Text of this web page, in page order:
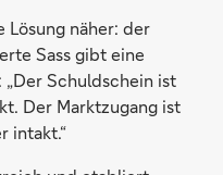
näher: der
Sass gibt eine
Schuldschein ist
Der Marktzugang ist
intakt.“